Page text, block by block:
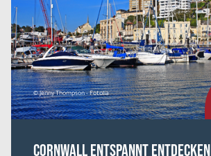
© Jenny Thompson - Fotolia
Cornwall entspannt entdecken